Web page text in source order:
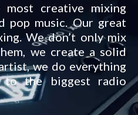
creative mixing
pop music. Our great
We don’t only mix
we create a solid
we do everything
the biggest radio